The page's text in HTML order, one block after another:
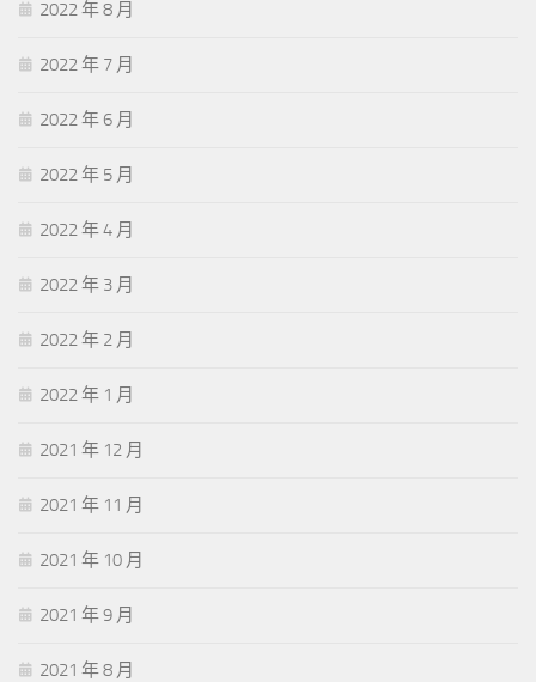
2022 年 8 月
2022 年 7 月
2022 年 6 月
2022 年 5 月
2022 年 4 月
2022 年 3 月
2022 年 2 月
2022 年 1 月
2021 年 12 月
2021 年 11 月
2021 年 10 月
2021 年 9 月
2021 年 8 月